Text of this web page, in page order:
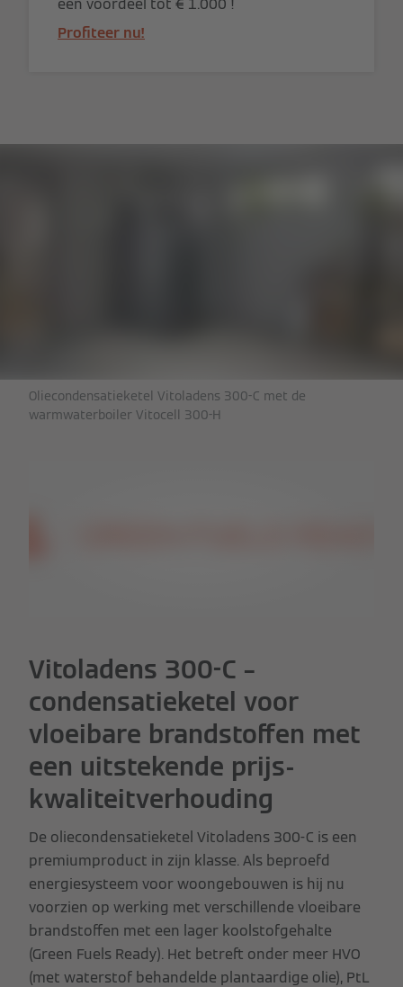
een voordeel tot € 1.000 !
Profiteer nu!
Oliecondensatieketel Vitoladens 300-C met de
warmwaterboiler Vitocell 300-H
Vitoladens 300-C –
condensatieketel voor
vloeibare brandstoffen met
een uitstekende prijs-
kwaliteitverhouding
De oliecondensatieketel Vitoladens 300-C is een
premiumproduct in zijn klasse. Als beproefd
energiesysteem voor woongebouwen is hij nu
voorzien op werking met verschillende vloeibare
brandstoffen met een lager koolstofgehalte
(Green Fuels Ready). Het betreft onder meer HVO
(met waterstof behandelde plantaardige olie), PtL